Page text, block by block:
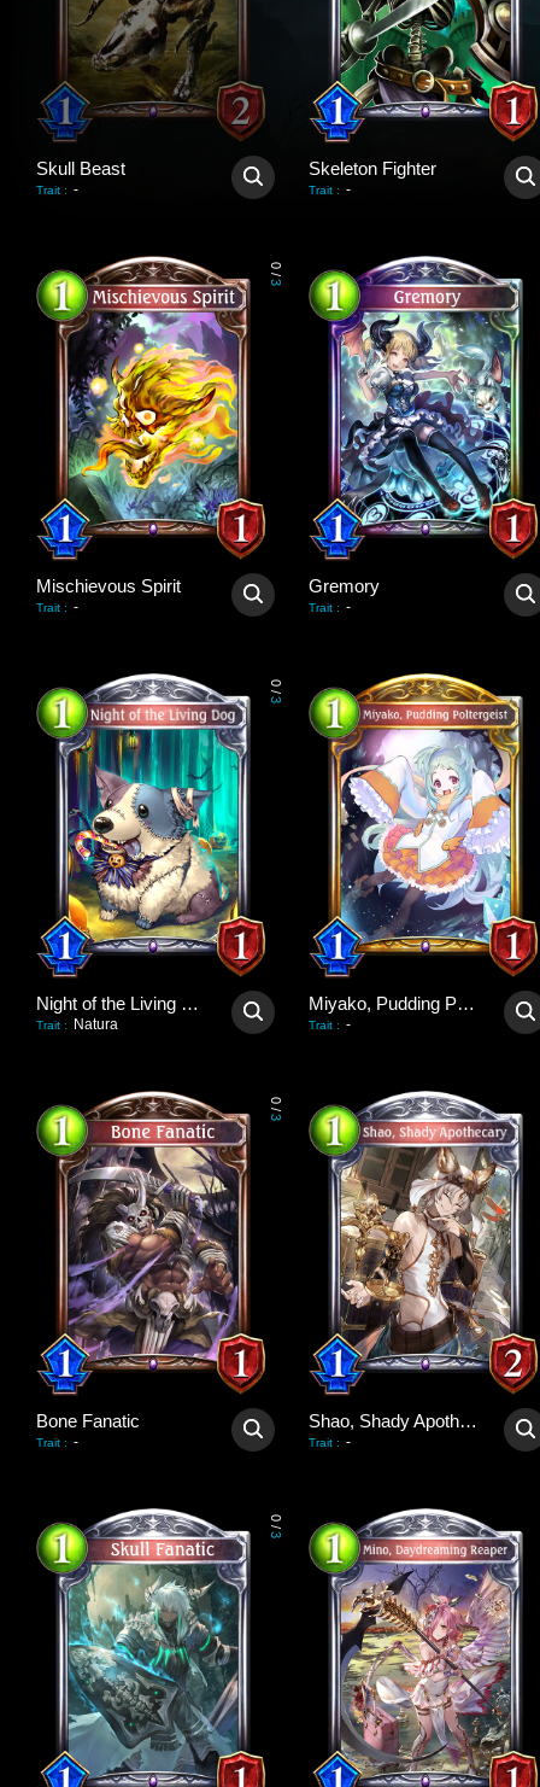
Skull Beast
Trait : -
Skeleton Fighter
Trait : -
0
/
3
Mischievous Spirit
Trait : -
Gremory
Trait : -
0
/
3
Night of the Living Dog
Trait : Natura
Miyako, Pudding Poltergeist
Trait : -
0
/
3
Bone Fanatic
Trait : -
Shao, Shady Apothecary
Trait : -
0
/
3